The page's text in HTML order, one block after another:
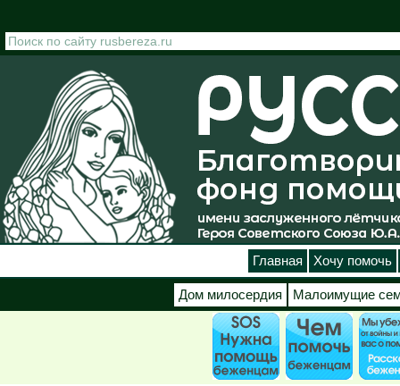
Главная Хочу помочь
Дом милосердия Малоимущие